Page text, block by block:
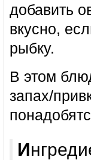
добавить
вкусно,
рыбку.
В этом
запах/